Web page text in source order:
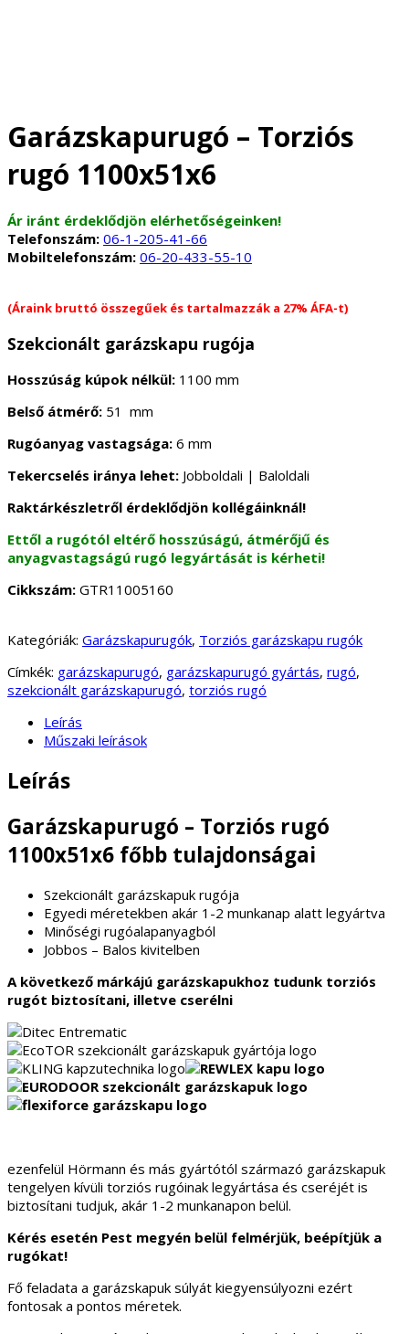
Garázskapurugó – Torziós
rugó 1100x51x6
Ár iránt érdeklődjön elérhetőségeinken!
Telefonszám: 06-1-205-41-66
Mobiltelefonszám: 06-20-433-55-10
(Áraink bruttó összegűek és tartalmazzák a 27% ÁFA-t)
Szekcionált garázskapu rugója
Hosszúság kúpok nélkül: 1100 mm
Belső átmérő: 51 mm
Rugóanyag vastagsága: 6 mm
Tekercselés iránya lehet: Jobboldali | Baloldali
Raktárkészletről érdeklődjön kollégáinknál!
Ettől a rugótól eltérő hosszúságú, átmérőjű és
anyagvastagságú rugó legyártását is kérheti!
Cikkszám: GTR11005160
Kategóriák: Garázskapurugók, Torziós garázskapu rugók
Címkék: garázskapurugó, garázskapurugó gyártás, rugó,
szekcionált garázskapurugó, torziós rugó
Leírás
Műszaki leírások
Leírás
Garázskapurugó – Torziós rugó
1100x51x6 főbb tulajdonságai
Szekcionált garázskapuk rugója
Egyedi méretekben akár 1-2 munkanap alatt legyártva
Minőségi rugóalapanyagból
Jobbos – Balos kivitelben
A következő márkájú garázskapukhoz tudunk torziós
rugót biztosítani, illetve cserélni
ezenfelül Hörmann és más gyártótól származó garázskapuk
tengelyen kívüli torziós rugóinak legyártása és cseréjét is
biztosítani tudjuk, akár 1-2 munkanapon belül.
Kérés esetén Pest megyén belül felmérjük, beépítjük a
rugókat!
Fő feladata a garázskapuk súlyát kiegyensúlyozni ezért
fontosak a pontos méretek.